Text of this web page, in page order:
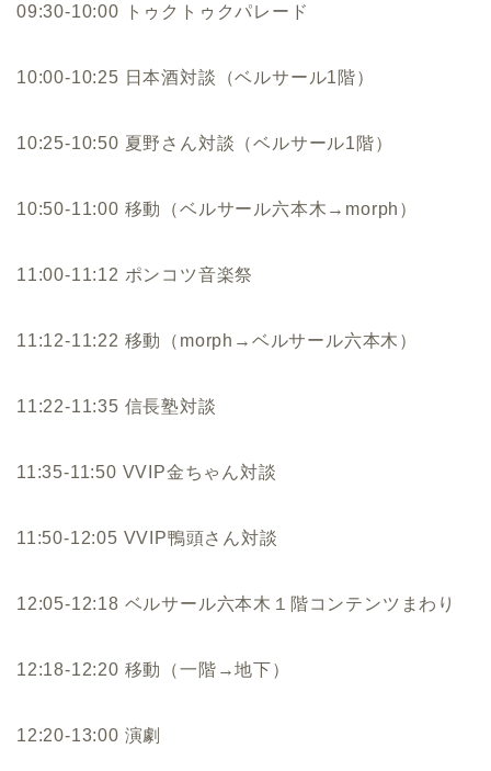
09:30-10:00 トゥクトゥクパレード
10:00-10:25 日本酒対談（ベルサール1階）
10:25-10:50 夏野さん対談（ベルサール1階）
10:50-11:00 移動（ベルサール六本木→morph）
11:00-11:12 ポンコツ音楽祭
11:12-11:22 移動（morph→ベルサール六本木）
11:22-11:35 信長塾対談
11:35-11:50 VVIP金ちゃん対談
11:50-12:05 VVIP鴨頭さん対談
12:05-12:18 ベルサール六本木１階コンテンツまわり
12:18-12:20 移動（一階→地下）
12:20-13:00 演劇